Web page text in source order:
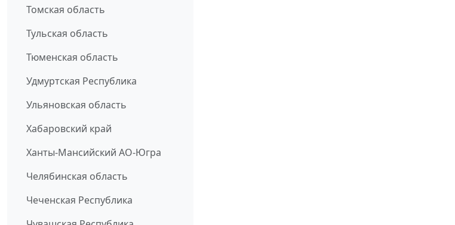
Томская область
Тульская область
Тюменская область
Удмуртская Республика
Ульяновская область
Хабаровский край
Ханты-Мансийский АО-Югра
Челябинская область
Чеченская Республика